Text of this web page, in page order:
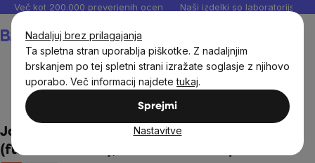
Nadaljuj brez prilagajanja
Ta spletna stran uporablja piškotke. Z nadaljnjim
brskanjem po tej spletni strani izražate soglasje z njihovo
uporabo. Več informacij najdetetukaj.
Sprejmi
Nastavitve
Preskoči
vsebino
Več kot 200.000 preverjenih ocen Naši izdelki so laboratorijsko
Energija, vitalnost
Jarrow Shilajit Fulvic acid complex
(fulvična kislina), 60 rastlinskih kapsul